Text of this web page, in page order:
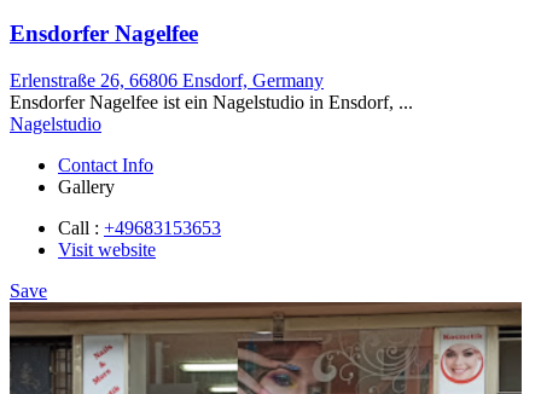
Ensdorfer Nagelfee
Erlenstraße 26, 66806 Ensdorf, Germany
Ensdorfer Nagelfee ist ein Nagelstudio in Ensdorf, ...
Nagelstudio
Contact Info
Gallery
Call : +49683153653
Visit website
Save